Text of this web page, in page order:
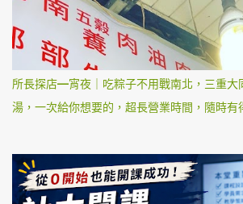
所長探店—宵夜｜吃粽子不用戰南北，三重大
湯，一次給你想要的，超長營業時間，隨時有